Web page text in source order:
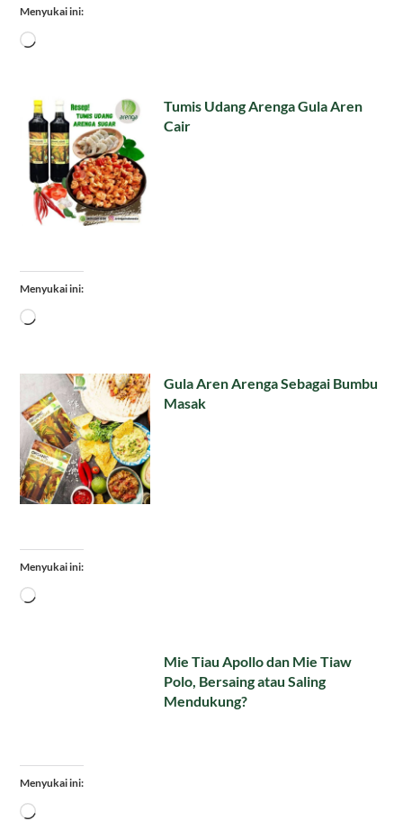
Menyukai ini:
Memuat...
Tumis Udang Arenga Gula Aren
Cair
Menyukai ini:
Memuat...
Gula Aren Arenga Sebagai Bumbu
Masak
Menyukai ini:
Memuat...
Mie Tiau Apollo dan Mie Tiaw
Polo, Bersaing atau Saling
Mendukung?
Menyukai ini:
Memuat...